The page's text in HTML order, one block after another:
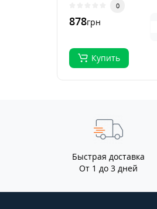
удобрение для ст..
0
878грн
Купить
Быстрая доставка
От 1 до 3 дней